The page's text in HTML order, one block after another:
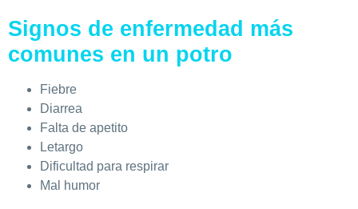
Signos de enfermedad más
comunes en un potro
Fiebre
Diarrea
Falta de apetito
Letargo
Dificultad para respirar
Mal humor